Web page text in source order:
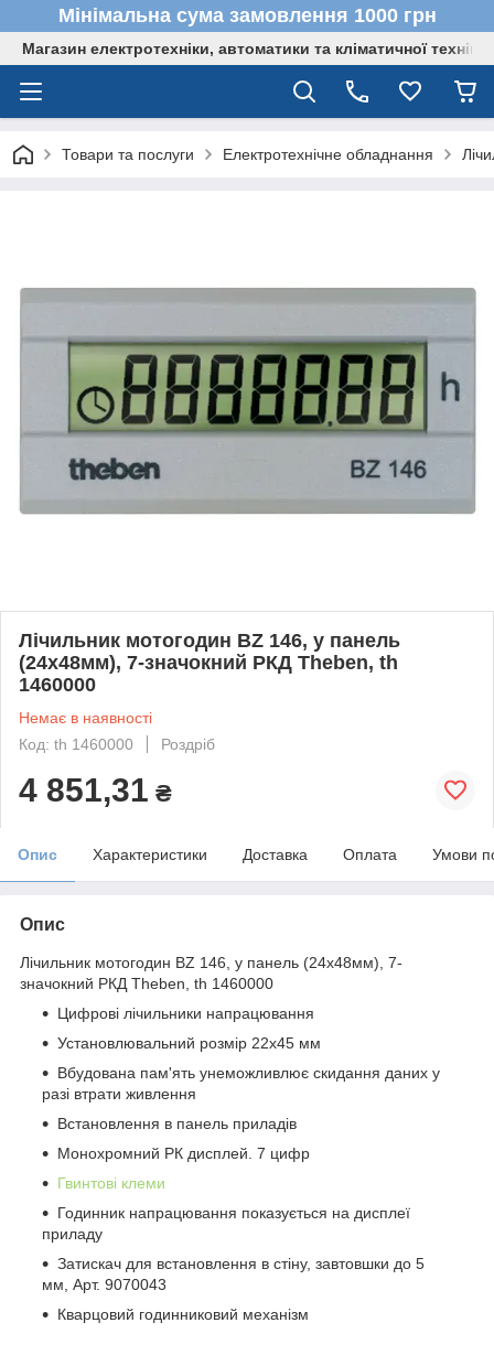
Мінімальна сума замовлення 1000 грн
Магазин електротехніки, автоматики та кліматичної техніки
Товари та послуги Електротехнічне обладнання
Лічильник мотогодин BZ 146, у панель
(24х48мм), 7-значокний РКД Theben, th
1460000
Немає в наявності
Код: th 1460000
Роздріб
4 851,31 ₴
Опис Характеристики Доставка Оплата Умови
Опис
Лічильник мотогодин BZ 146, у панель (24х48мм), 7-
значокний РКД Theben, th 1460000
Цифрові лічильники напрацювання
Установлювальний розмір 22х45 мм
Вбудована пам'ять унеможливлює скидання даних у
разі втрати живлення
Встановлення в панель приладів
Монохромний РК дисплей. 7 цифр
Гвинтові клеми
Годинник напрацювання показується на дисплеї
приладу
Затискач для встановлення в стіну, завтовшки до 5
мм, Арт. 9070043
Кварцовий годинниковий механізм